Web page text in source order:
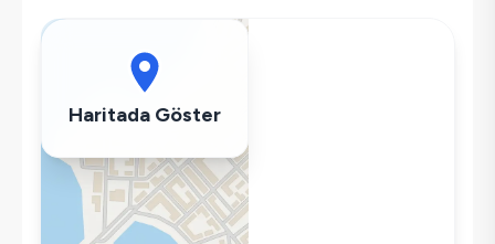
Buzdolabı
Mikrodalga
Kettle
Haritada Göster